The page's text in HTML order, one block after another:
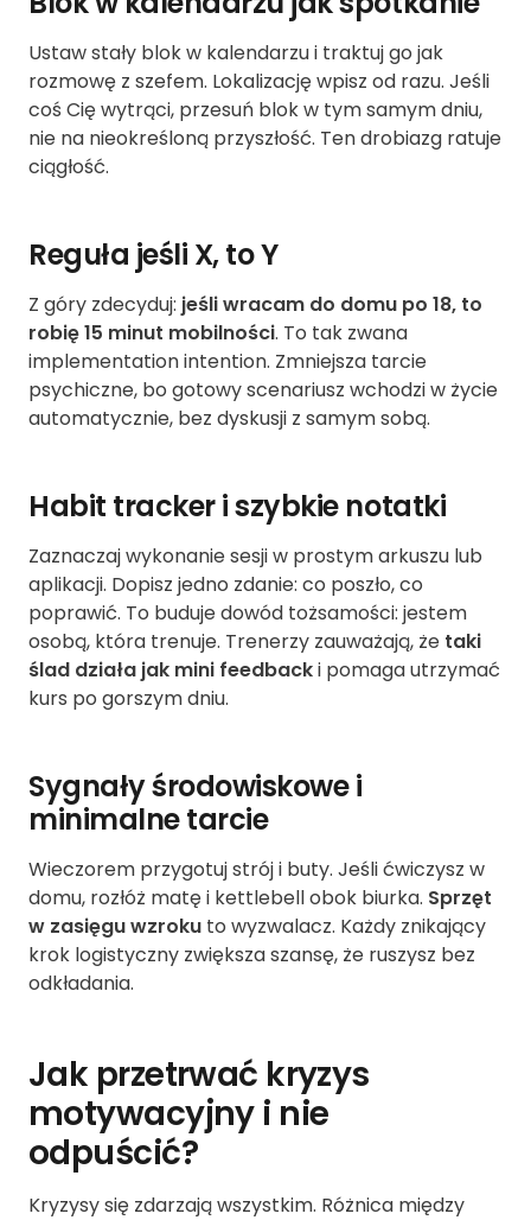
Ustaw stały blok w kalendarzu i traktuj go jak
rozmowę z szefem. Lokalizację wpisz od razu. Jeśli
coś Cię wytrąci, przesuń blok w tym samym dniu,
nie na nieokreśloną przyszłość. Ten drobiazg ratuje
ciągłość.
Reguła jeśli X, to Y
Z góry zdecyduj: jeśli wracam do domu po 18, to
robię 15 minut mobilności. To tak zwana
implementation intention. Zmniejsza tarcie
psychiczne, bo gotowy scenariusz wchodzi w życie
automatycznie, bez dyskusji z samym sobą.
Habit tracker i szybkie notatki
Zaznaczaj wykonanie sesji w prostym arkuszu lub
aplikacji. Dopisz jedno zdanie: co poszło, co
poprawić. To buduje dowód tożsamości: jestem
osobą, która trenuje. Trenerzy zauważają, że taki
ślad działa jak mini feedbacki pomaga utrzymać
kurs po gorszym dniu.
Sygnały środowiskowe i
minimalne tarcie
Wieczorem przygotuj strój i buty. Jeśli ćwiczysz w
domu, rozłóż matę i kettlebell obok biurka. Sprzęt
w zasięgu wzroku to wyzwalacz. Każdy znikający
krok logistyczny zwiększa szansę, że ruszysz bez
odkładania.
Jak przetrwać kryzys
motywacyjny i nie
odpuścić?
Kryzysy się zdarzają wszystkim. Różnica między